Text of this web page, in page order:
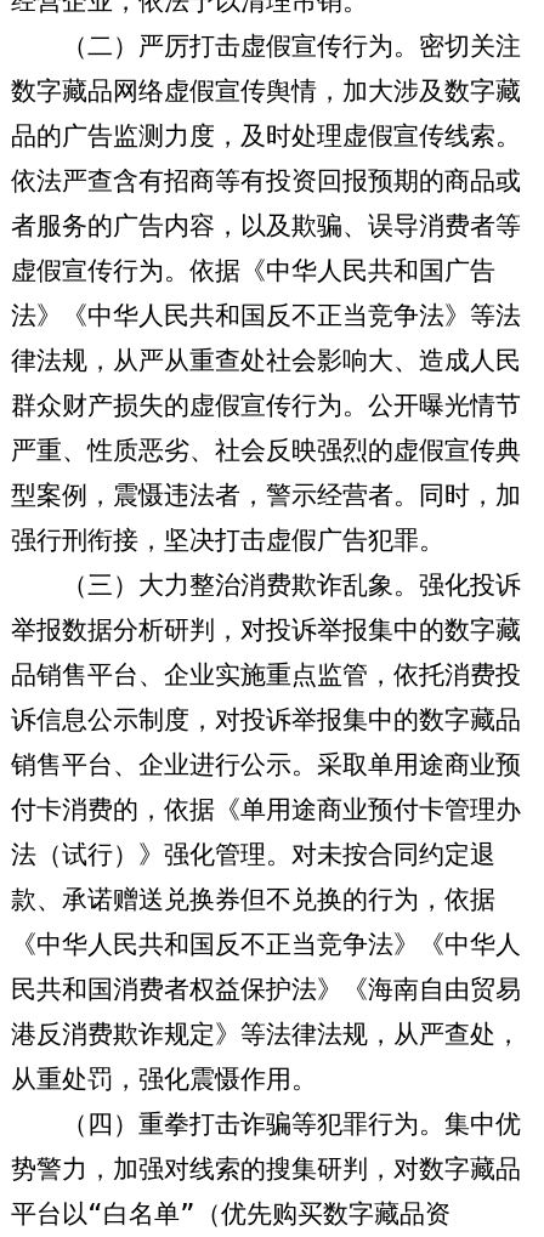
（二）严厉打击虚假宣传行为。 密切关注
数字藏品网络虚假宣传舆情，加大涉及数字藏
品的广告监测力度，及时处理虚假宣传线索。
依法严查含有招商等有投资回报预期的商品或
者服务的广告内容，以及欺骗、误导消费者等
虚假宣传行为。依据《中华人民共和国广告
法》《中华人民共和国反不正当竞争法》等法
律法规，从严从重查处社会影响大、造成人民
群众财产损失的虚假宣传行为。公开曝光情节
严重、性质恶劣、社会反映强烈的虚假宣传典
型案例，震慑违法者，警示经营者。同时，加
强行刑衔接，坚决打击虚假广告犯罪。
（三）大力整治消费欺诈乱象。强化投诉
举报数据分析研判，对投诉举报集中的数字藏
品销售平台、企业实施重点监管，依托消费投
诉信息公示制度，对投诉举报集中的数字藏品
销售平台、企业进行公示。采取单用途商业预
付卡消费的，依据《单用途商业预付卡管理办
法（试行）》强化管理。对未按合同约定退
款、承诺赠送兑换券但不兑换的行为，依据
《中华人民共和国反不正当竞争法》《中华人
民共和国消费者权益保护法》《海南自由贸易
港反消费欺诈规定》等法律法规，从严查处，
从重处罚，强化震慑作用。
（四）重拳打击诈骗等犯罪行为。集中优
势警力，加强对线索的搜集研判，对数字藏品
平台以“白名单”（优先购买数字藏品资